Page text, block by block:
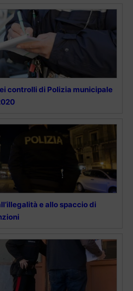
controlli di Polizia municipale
e allo spaccio di